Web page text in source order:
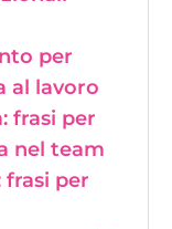
per
al lavoro
frasi per
nel team
frasi per